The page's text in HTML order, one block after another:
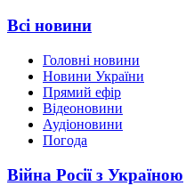
Всі новини
Головні новини
Новини України
Прямий ефір
Відеоновини
Аудіоновини
Погода
Війна Росії з Україною